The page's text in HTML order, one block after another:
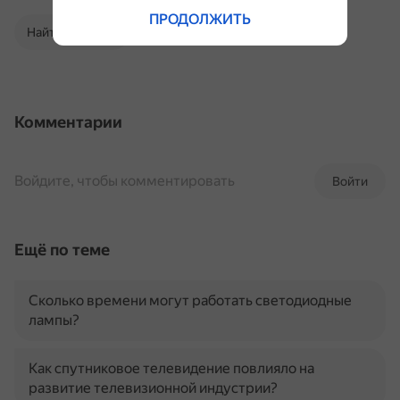
Найти в Поиске
Комментарии
Войти
Войдите, чтобы комментировать
Ещё по теме
Сколько времени могут работать светодиодные
лампы?
Как спутниковое телевидение повлияло на
развитие телевизионной индустрии?
ПРОДОЛЖИТЬ